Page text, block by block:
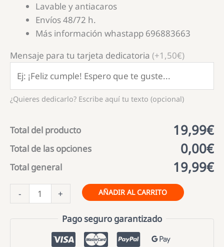
Lavable y antiacaros
Envíos 48/72 h.
Más información whastapp 696883663
Mensaje para tu tarjeta dedicatoria (+1,50€)
¿Quieres dedicarlo? Escribe aquí tu texto (opcional)
Total del producto 19,99€
Total de las opciones 0,00€
Total general 19,99€
-
"Juntos
es
+ AÑADIR AL CARRITO
Pago seguro garantizado